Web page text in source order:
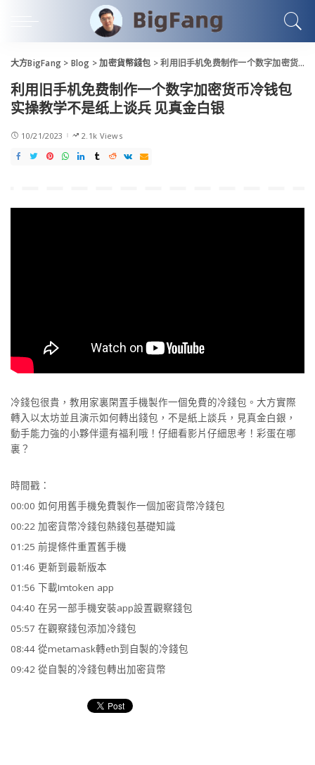
大方BigFang > Blog >加密貨幣錢包 >利用旧手机免费制作一个数字加密货币冷钱包 实操教学不是纸上谈兵 见真金白银
利用旧手机免费制作一个数字加密货币冷钱包
实操教学不是纸上谈兵 见真金白银
10/21/2023 2.1k Views
冷錢包很貴，教用家裏閑置手機製作一個免費的冷錢包。大方實際
轉入以太坊並且演示如何轉出錢包，不是紙上談兵，見真金白銀，
動手能力強的小夥伴還有福利哦！仔細看影片仔細思考！彩蛋在哪
裏？
時間戳：
00:00 如何用舊手機免費製作一個加密貨幣冷錢包
00:22 加密貨幣冷錢包熱錢包基礎知識
01:25 前提條件重置舊手機
01:46 更新到最新版本
01:56 下載Imtoken app
04:40 在另一部手機安裝app設置觀察錢包
05:57 在觀察錢包添加冷錢包
08:44 從metamask轉eth到自製的冷錢包
09:42 從自製的冷錢包轉出加密貨幣